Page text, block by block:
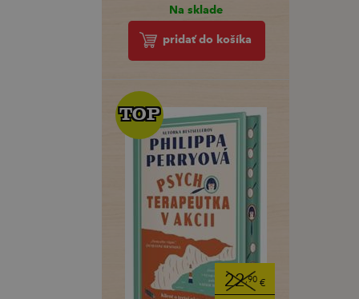
Na sklade
pridať do košíka
22,90 €
TOP
TOP